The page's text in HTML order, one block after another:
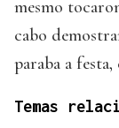
mesmo
cabo
paraba a
Temas